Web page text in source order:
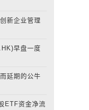
新企业管理
早盘一度
延期的公牛
ETF资金净流